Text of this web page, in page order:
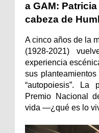
a GAM:
cabeza de
A cinco años de la
(1928-2021)
experiencia
sus
“autopoiesis”. La
Premio Nacional
vida —¿qué es lo